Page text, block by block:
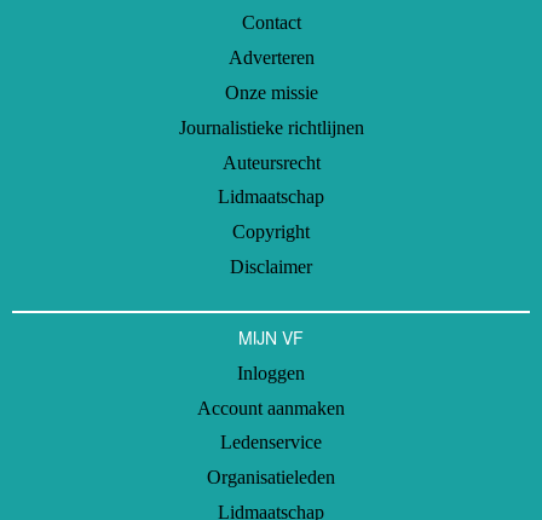
Contact
Adverteren
Onze missie
Journalistieke richtlijnen
Auteursrecht
Lidmaatschap
Copyright
Disclaimer
MIJN VF
Inloggen
Account aanmaken
Ledenservice
Organisatieleden
Lidmaatschap